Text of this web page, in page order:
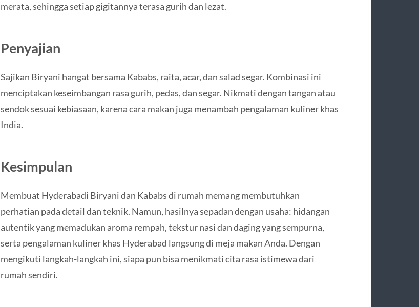
merata, sehingga setiap gigitannya terasa gurih dan lezat.
Penyajian
Sajikan Biryani hangat bersama Kababs, raita, acar, dan salad segar. Kombinasi ini
menciptakan keseimbangan rasa gurih, pedas, dan segar. Nikmati dengan tangan atau
sendok sesuai kebiasaan, karena cara makan juga menambah pengalaman kuliner khas
India.
Kesimpulan
Membuat Hyderabadi Biryani dan Kababs di rumah memang membutuhkan
perhatian pada detail dan teknik. Namun, hasilnya sepadan dengan usaha: hidangan
autentik yang memadukan aroma rempah, tekstur nasi dan daging yang sempurna,
serta pengalaman kuliner khas Hyderabad langsung di meja makan Anda. Dengan
mengikuti langkah-langkah ini, siapa pun bisa menikmati cita rasa istimewa dari
rumah sendiri.